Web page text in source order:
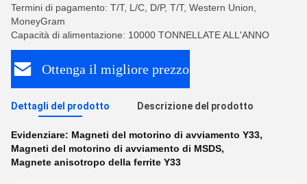
Termini di pagamento: T/T, L/C, D/P, T/T, Western Union,
MoneyGram
Capacità di alimentazione: 10000 TONNELLATE ALL'ANNO
Ottenga il migliore prezzo
Dettagli del prodotto Descrizione del prodotto
Evidenziare: Magneti del motorino di avviamento Y33,
Magneti del motorino di avviamento di MSDS,
Magnete anisotropo della ferrite Y33